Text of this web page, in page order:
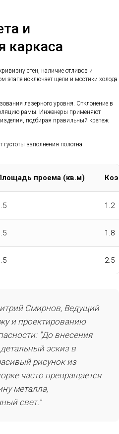
и
каркаса
стен, наличие отливов и
этапе исключает щели и мостики холода
лазерного уровня. Отклонение в
рамы. Инженеры применяют
подбирая правильный крепеж
густоты заполнения полотна.
проема (кв.м)
1.2
1.8
2.5
Смирнов, Ведущий
и проектированию
"До внесения
эскиз в
рисунок из
часто превращается
металла,
свет."